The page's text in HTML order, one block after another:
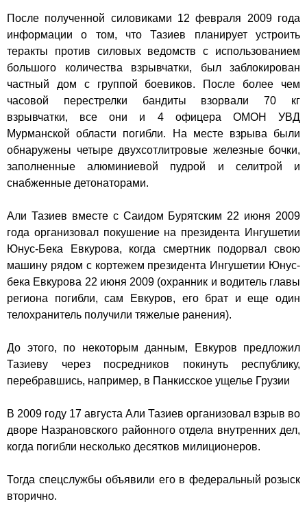
После полученной силовиками 12 февраля 2009 года
информации о том, что Тазиев планирует устроить
теракты против силовых ведомств с использованием
большого количества взрывчатки, был заблокирован
частный дом с группой боевиков. После более чем
часовой перестрелки бандиты взорвали 70 кг
взрывчатки, все они и 4 офицера ОМОН УВД
Мурманской области погибли. На месте взрыва были
обнаружены четыре двухсотлитровые железные бочки,
заполненные алюминиевой пудрой и селитрой и
снабженные детонаторами.
Али Тазиев вместе с Саидом Бурятским 22 июня 2009
года организовал покушение на президента Ингушетии
Юнус-Бека Евкурова, когда смертник подорвал свою
машину рядом с кортежем президента Ингушетии Юнус-
бека Евкурова 22 июня 2009 (охранник и водитель главы
региона погибли, сам Евкуров, его брат и еще один
телохранитель получили тяжелые ранения).
До этого, по некоторым данным, Евкуров предложил
Тазиеву через посредников покинуть республику,
перебравшись, например, в Панкисское ущелье Грузии
В 2009 году 17 августа Али Тазиев организовал взрыв во
дворе Назрановского районного отдела внутренних дел,
когда погибли несколько десятков милиционеров.
Тогда спецслужбы объявили его в федеральный розыск
вторично.